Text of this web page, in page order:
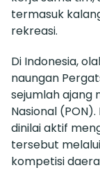
termasuk
rekreasi.
Di Indonesia,
naungan
sejumlah ajang
Nasional
dinilai aktif
tersebut
kompetisi